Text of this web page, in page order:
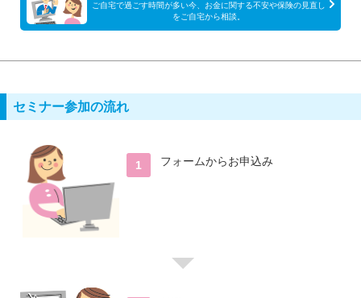
ご自宅で過ごす時間が多い今、お金に関する不安や保険の見直し
をご自宅から相談。
セミナー参加の流れ
1 フォームからお申込み